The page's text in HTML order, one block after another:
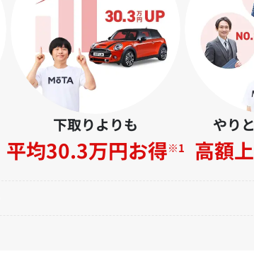
下取りよりも
平均30.3万円お得※1
やり
高額